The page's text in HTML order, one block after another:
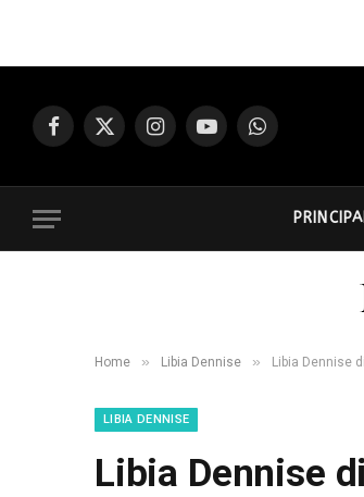
Facebook
X
InstagramYouTubeWhatsApp
Home » Libia Dennise » Libia Dennise
LIBIA DENNISE
Libia Dennise